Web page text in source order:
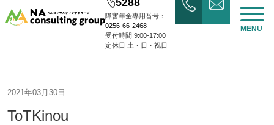
障害年金専用番号：
0256-66-2468
受付時間 9:00-17:00
定休日 土・日・祝日
MENU
2021年03月30日
ToTKinou